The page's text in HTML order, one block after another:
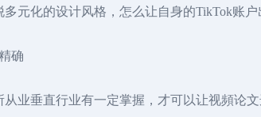
元化的设计风格，怎么让自身的TikTok账
确
业垂直行业有一定掌握，才可以让视頻论